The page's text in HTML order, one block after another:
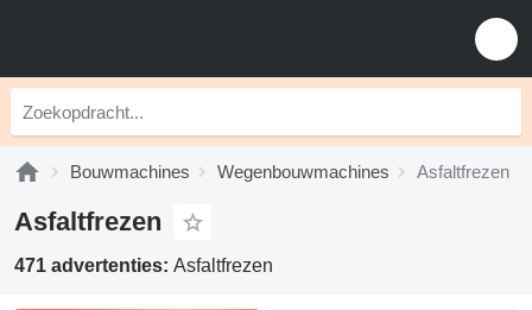
Bouwmachines Wegenbouwmachines Asfaltfrezen
Asfaltfrezen
471 advertenties: Asfaltfrezen